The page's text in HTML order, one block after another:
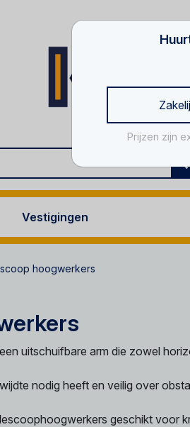
Vestigingen
hoogwerkers
uitschuifbare arm die zowel
nodig heeft en veilig over
geschikt voor
Prijzen zijn